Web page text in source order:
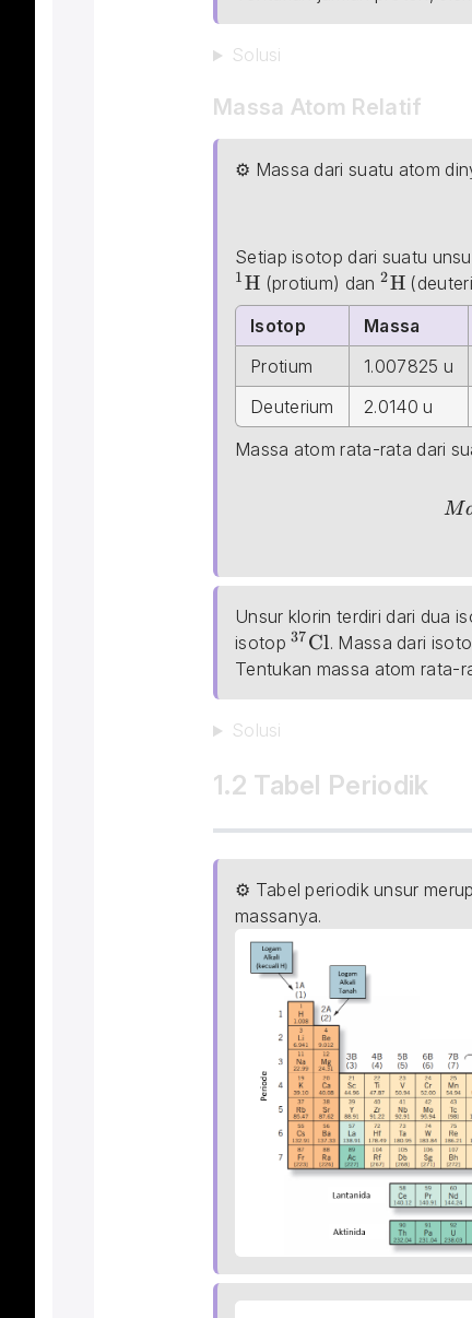
Solusi
Massa Atom Relatif
⚙ Massa dari suatu atom
Massa\; Atom\; Al =
Setiap isotop dari suatu
1H (protium) dan 2H
Isotop
Massa
Protium
1.007825 u
Deuterium
2.0140 u
Massa atom rata-rata dari
Massa\; Atom\;
M
Unsur klorin terdiri dari dua
isotop 37Cl. Massa dari
Tentukan massa atom rata-
Solusi
1.2 Tabel Periodik
⚙ Tabel periodik unsur
massanya.